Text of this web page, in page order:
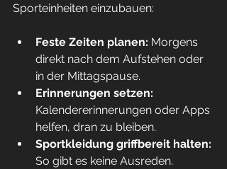
Sporteinheiten einzubauen:
Feste Zeiten planen: Morgens
direkt nach dem Aufstehen oder
in der Mittagspause.
Erinnerungen setzen:
Kalendererinnerungen oder Apps
helfen, dran zu bleiben.
Sportkleidung griffbereit halten:
So gibt es keine Ausreden.